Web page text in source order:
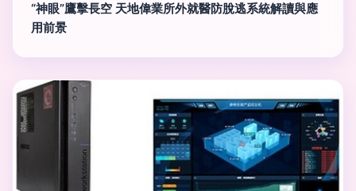
“神眼”鷹擊長空 天地偉業所外就醫防脫逃系統解讀與應
用前景